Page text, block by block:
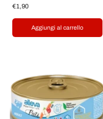
€1,90
Aggiungi al carrello